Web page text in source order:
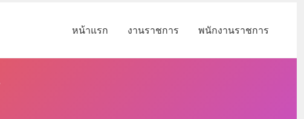
หน้าแรก งานราชการ พนักงานราชการ